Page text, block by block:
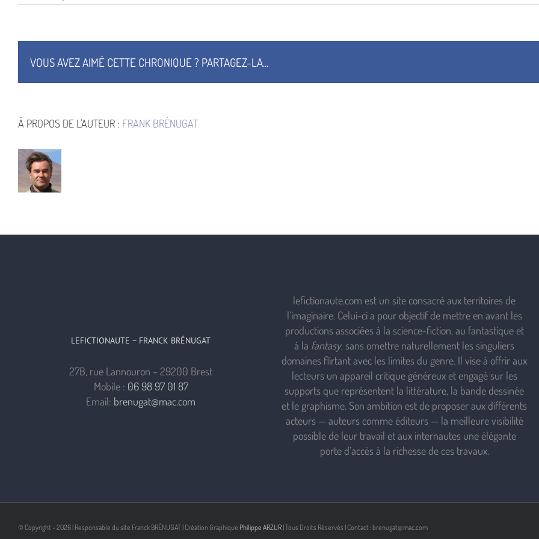
La
Tom
Couverture
VOUS AVEZ AIMÉ CETTE CHRONIQUE ? PARTAGEZ-LA...
À PROPOS DE L'AUTEUR : FRANK BRÉNUGAT
LEFICTIONAUTE – FRANCK BRÉNUGAT
27B, rue Lannouron – 29200 Brest
Mobile : 06 98 97 01 87
Email: brenugat@mac.com
lefictionaute.com est un site consacré aux territoires de
l’imaginaire. Celui-ci a pour objectif de mettre en avant les
productions associées à la science-fiction, au fantastique et
à la fantasy, sans omettre naturellement les singuliers
domaines flirtant avec les limites du genre. Il vise à offrir aux
lecteurs un appareil critique généreux et engagé sur les
supports que représentent la littérature, la bande dessinée
et le graphisme. Son ambition est de proposer aux différents
acteurs — auteurs comme éditeurs — la meilleure visibilité
possible de leur travail et aux internautes une élégante
porte d’accès à la richesse de ces travaux.
© Copyright - 2026 | Responsable du site Franck BRÉNUGAT | Création Graphique Philippe ARZUR | Tous Droits Réservés | Contact : brenugat@mac.com